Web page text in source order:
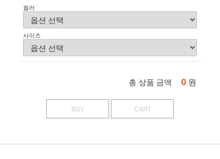
컬러
사이즈
총 상품 금액 0 원
BUY CART